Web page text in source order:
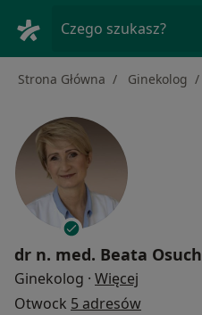
Czego szukasz?
Strona Główna Ginekolog
dr n. med. Beata Osuch
Ginekolog · Więcej
Otwock 5 adresów